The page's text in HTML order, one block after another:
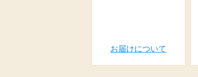
お届けについて